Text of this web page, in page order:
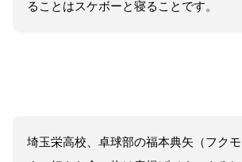
ることはスケボーと寝ることです。
埼玉栄高校、卓球部の福本典矢（フク